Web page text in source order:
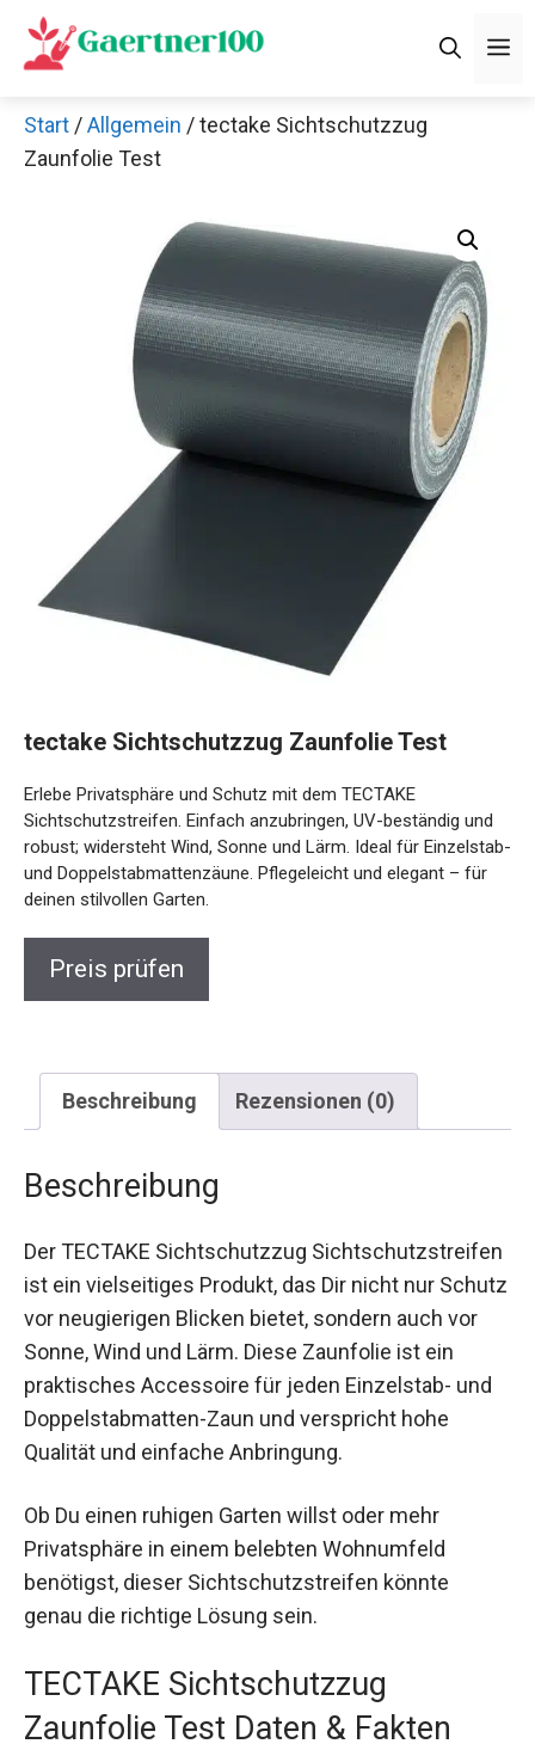
Zum
Inhalt
Start /Allgemein / tectake Sichtschutzzug
Zaunfolie Test
tectake Sichtschutzzug Zaunfolie Test
Erlebe Privatsphäre und Schutz mit dem TECTAKE
Sichtschutzstreifen. Einfach anzubringen, UV-beständig und
robust; widersteht Wind, Sonne und Lärm. Ideal für Einzelstab-
und Doppelstabmattenzäune. Pflegeleicht und elegant – für
deinen stilvollen Garten.
Preis prüfen
Beschreibung Rezensionen (0)
Beschreibung
Der TECTAKE Sichtschutzzug Sichtschutzstreifen
ist ein vielseitiges Produkt, das Dir nicht nur Schutz
vor neugierigen Blicken bietet, sondern auch vor
Sonne, Wind und Lärm. Diese Zaunfolie ist ein
praktisches Accessoire für jeden Einzelstab- und
Doppelstabmatten-Zaun und verspricht hohe
Qualität und einfache Anbringung.
Ob Du einen ruhigen Garten willst oder mehr
Privatsphäre in einem belebten Wohnumfeld
benötigst, dieser Sichtschutzstreifen könnte
genau die richtige Lösung sein.
TECTAKE Sichtschutzzug
Zaunfolie Test Daten & Fakten